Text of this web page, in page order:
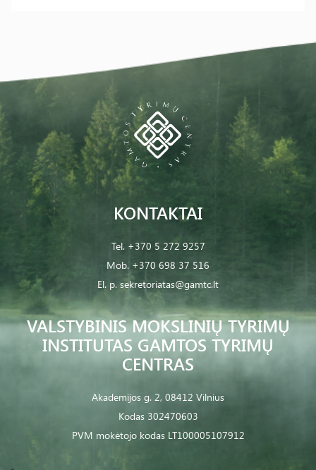
VALSTYBINIS MOKSLINIŲ TYRIMŲ
INSTITUTAS GAMTOS TYRIMŲ
CENTRAS
Akademijos g. 2, 08412 Vilnius
Kodas 302470603
PVM mokėtojo kodas LT100005107912
KONTAKTAI
Tel. +370 5 272 9257
Mob. +370 698 37 516
El. p. sekretoriatas@gamtc.lt